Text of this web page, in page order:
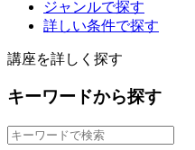
ジャンルで探す
詳しい条件で探す
講座を詳しく探す
キーワードから探す